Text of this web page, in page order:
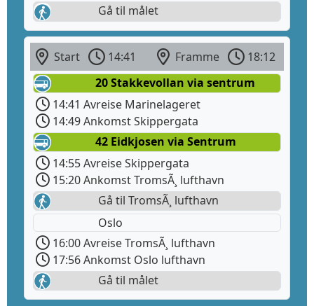
Gå til målet
Start 14:41 Framme
18:12
20 Stakkevollan via sentrum
14:41 Avreise Marinelageret
14:49 Ankomst Skippergata
42 Eidkjosen via Sentrum
14:55 Avreise Skippergata
15:20 Ankomst TromsÃ¸ lufthavn
Gå til TromsÃ¸ lufthavn
Oslo
16:00 Avreise TromsÃ¸ lufthavn
17:56 Ankomst Oslo lufthavn
Gå til målet